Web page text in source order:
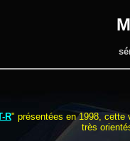
R" présentées en 1998, cette
très